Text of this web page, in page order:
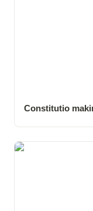
Constitutio
Constitutio making-